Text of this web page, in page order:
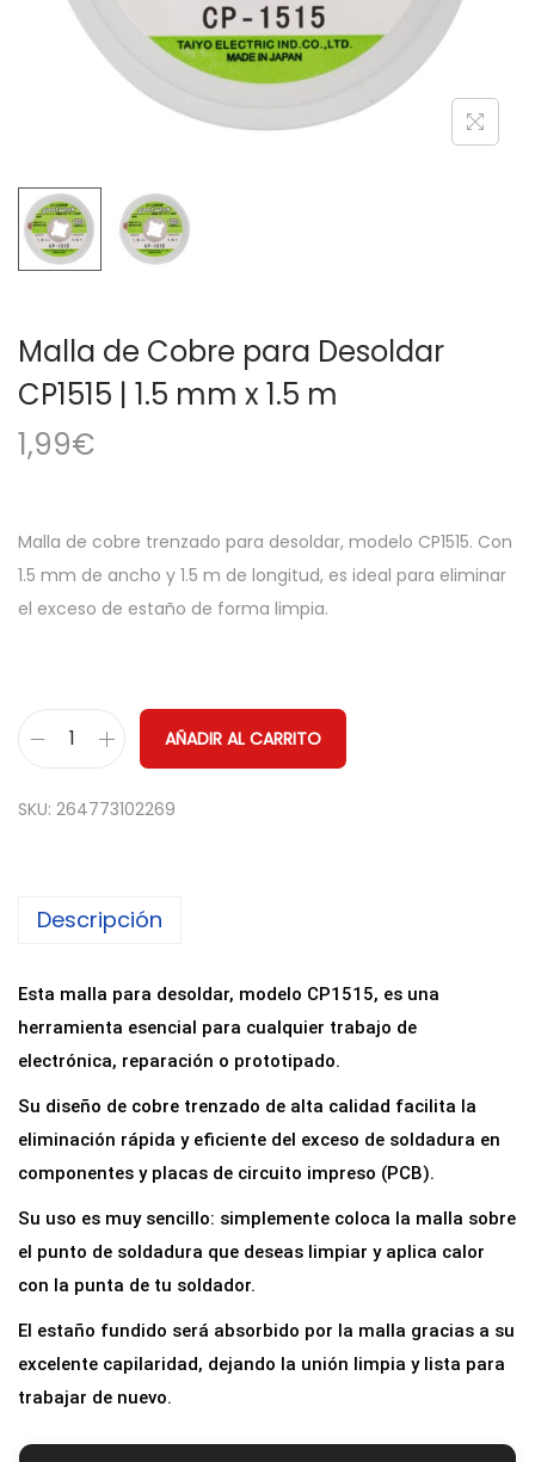
a
c
i
d
o
Malla de Cobre para Desoldar
CP1515 | 1.5 mm x 1.5 m
1,99€
Malla de cobre trenzado para desoldar, modelo CP1515. Con
1.5 mm de ancho y 1.5 m de longitud, es ideal para eliminar
el exceso de estaño de forma limpia.
l
d
C
o
b
r
a
D
e
s
o
AÑADIR AL CARRITO
SKU: 264773102269
Descripción
Esta malla para desoldar, modelo CP1515, es una
herramienta esencial para cualquier trabajo de
electrónica, reparación o prototipado.
Su diseño de cobre trenzado de alta calidad facilita la
eliminación rápida y eficiente del exceso de soldadura en
componentes y placas de circuito impreso (PCB).
Su uso es muy sencillo: simplemente coloca la malla sobre
el punto de soldadura que deseas limpiar y aplica calor
con la punta de tu soldador.
El estaño fundido será absorbido por la malla gracias a su
excelente capilaridad, dejando la unión limpia y lista para
trabajar de nuevo.